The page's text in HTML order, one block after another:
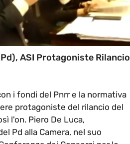
ASI Protagoniste Rilancio
i fondi del Pnrr e la normativa
protagoniste del rilancio del
l'on. Piero De Luca,
Pd alla Camera, nel suo